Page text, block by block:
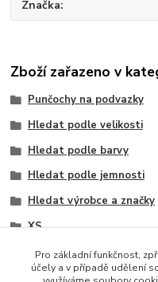
Značka
Zboží zařazeno v
Punčochy na podvazky
Hledat podle velikosti
Hledat podle barvy
Hledat podle jemnosti
Hledat výrobce a značky
XS
Pro základní funkčnost,
účely a v případě udělení